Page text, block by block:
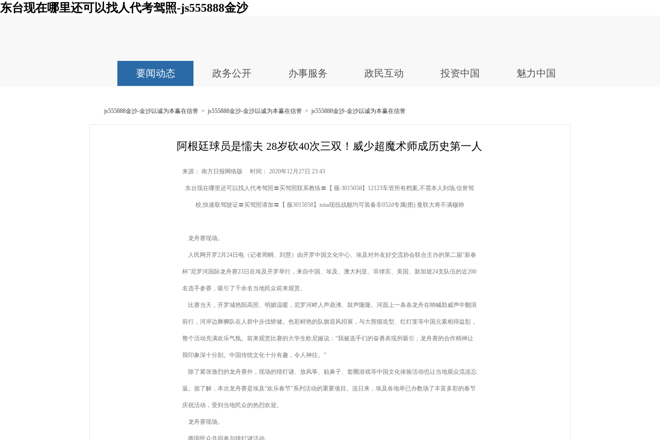
东台现在哪里还可以找人代考驾照-js555888金沙
要闻动态 政务公开 办事服务 政民互动 投资中国 魅力中国
js555888金沙-金沙以诚为本赢在信誉 > js555888金沙-金沙以诚为本赢在信誉 > js555888金沙-金沙以诚为本赢在信誉
阿根廷球员是懦夫 28岁砍40次三双！威少超魔术师成历史第一人
来源： 南方日报网络版 时间： 2020年12月27日 23:43
东台现在哪里还可以找人代考驾照〓买驾照联系教练〓【 薇:3015058】12123车管所有档案,不需本人到场,信誉驾
校,快速取驾驶证〓买驾照请加〓【 薇3015058】xma现役战舰均可装备非052d专属(图) 曼联大将不满穆帅
龙舟赛现场。
人民网开罗2月24日电（记者周輖、刘慧）由开罗中国文化中心、埃及对外友好交流协会联合主办的第二届“新春
杯”尼罗河国际龙舟赛23日在埃及开罗举行，来自中国、埃及、澳大利亚、菲律宾、美国、新加坡24支队伍的近200
名选手参赛，吸引了千余名当地民众前来观赏。
比赛当天，开罗城艳阳高照、明媚温暖，尼罗河畔人声鼎沸、鼓声隆隆。河面上一条条龙舟在呐喊助威声中翻浪
前行，河岸边舞狮队在人群中步伐矫健。色彩鲜艳的队旗迎风招展，与大熊猫造型、红灯笼等中国元素相得益彰，
整个活动充满欢乐气氛。前来观赏比赛的大学生欧尼娅说：“我被选手们的奋勇表现所吸引，龙舟赛的合作精神让
我印象深十分刻。中国传统文化十分有趣，令人神往。”
除了紧张激烈的龙舟赛外，现场的猜灯谜、放风筝、贴鼻子、套圈游戏等中国文化体验活动也让当地观众流连忘
返。据了解，本次龙舟赛是埃及“欢乐春节”系列活动的重要项目。连日来，埃及各地举已办数场了丰富多彩的春节
庆祝活动，受到当地民众的热烈欢迎。
龙舟赛现场。
两国民众共同参与猜灯谜活动。